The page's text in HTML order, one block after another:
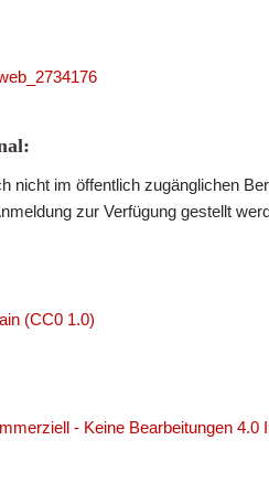
nicht im öffentlich zugänglichen
zur Verfügung gestellt
(CC0 1.0)
- Keine Bearbeitungen 4.0